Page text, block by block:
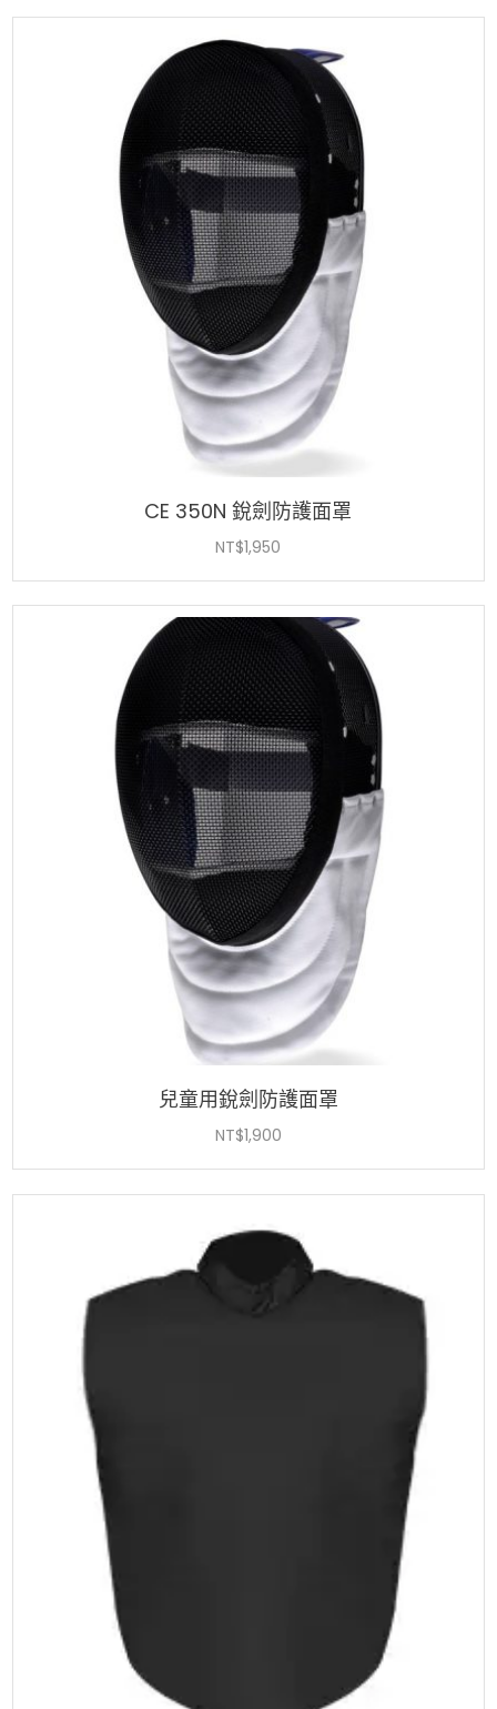
CE 350N 銳劍防護面罩
NT$1,950
兒童用銳劍防護面罩
NT$1,900